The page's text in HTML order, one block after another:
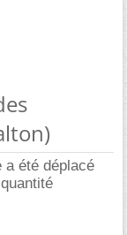
a été déplacé